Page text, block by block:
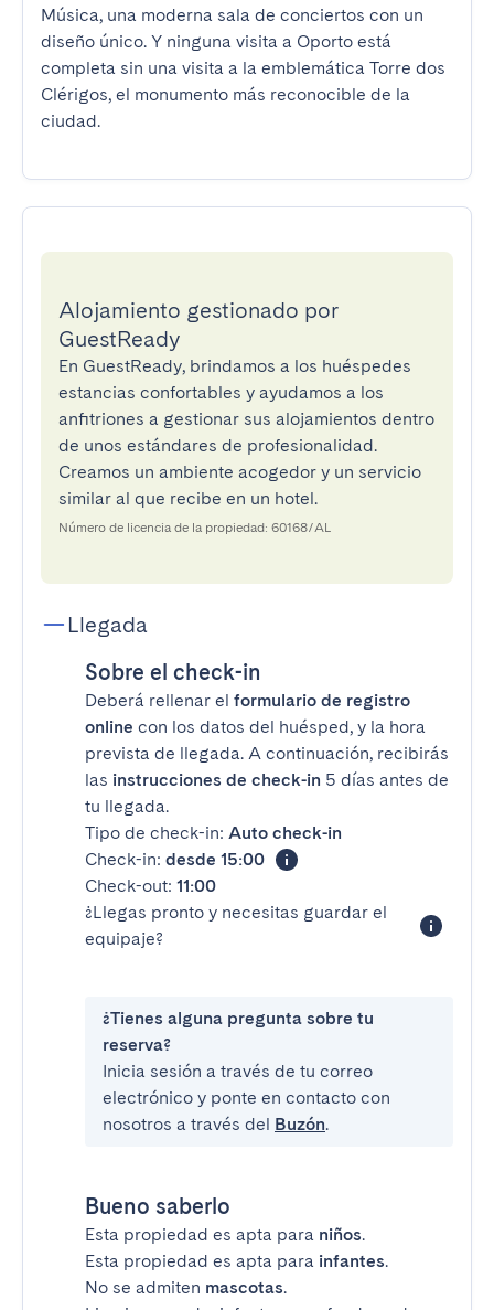
Música, una moderna sala de conciertos con un
diseño único. Y ninguna visita a Oporto está
completa sin una visita a la emblemática Torre dos
Clérigos, el monumento más reconocible de la
ciudad.
Alojamiento gestionado por
GuestReady
En GuestReady, brindamos a los huéspedes
estancias confortables y ayudamos a los
anfitriones a gestionar sus alojamientos dentro
de unos estándares de profesionalidad.
Creamos un ambiente acogedor y un servicio
similar al que recibe en un hotel.
Número de licencia de la propiedad: 60168/AL
Llegada
Sobre el check-in
Deberá rellenar el formulario de registro
online con los datos del huésped, y la hora
prevista de llegada. A continuación, recibirás
las instrucciones de check-in 5 días antes de
tu llegada.
Tipo de check-in: Auto check-in
Check-in: desde 15:00
Check-out: 11:00
¿Llegas pronto y necesitas guardar el
equipaje?
¿Tienes alguna pregunta sobre tu
reserva?
Inicia sesión a través de tu correo
electrónico y ponte en contacto con
nosotros a través del Buzón.
Bueno saberlo
Esta propiedad es apta para niños.
Esta propiedad es apta para infantes.
No se admiten mascotas.